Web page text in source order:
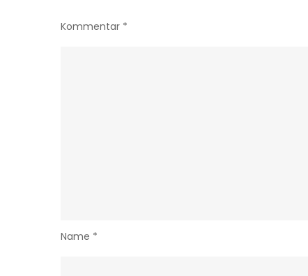
Kommentar *
Name *